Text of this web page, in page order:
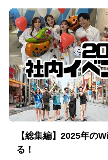
海道が描く今後のビジョン
【総集編】2025年の
る！